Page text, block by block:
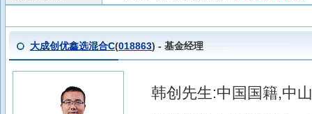
大成创优鑫选混合C(018863) - 基金经理
韩创先生:中国国籍,中